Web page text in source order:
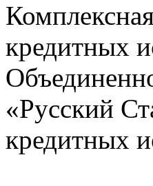
кредитных
«Русский
кредитных